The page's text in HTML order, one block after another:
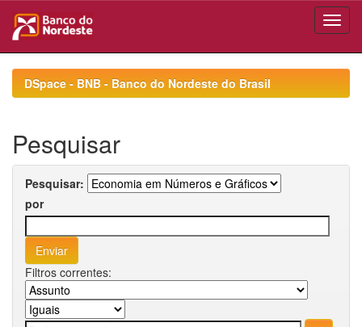
navigationDSpace - BNB - Banco do Nordeste do Brasil
Pesquisar
Pesquisar:
por
Filtros correntes: